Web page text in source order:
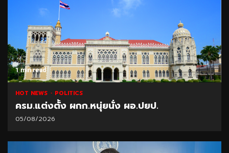
1 min read
HOT NEWS POLITICS
ครม.แต่งตั้ง ผกก.หนุ่ยนั่ง ผอ.ปยป.
05/08/2026